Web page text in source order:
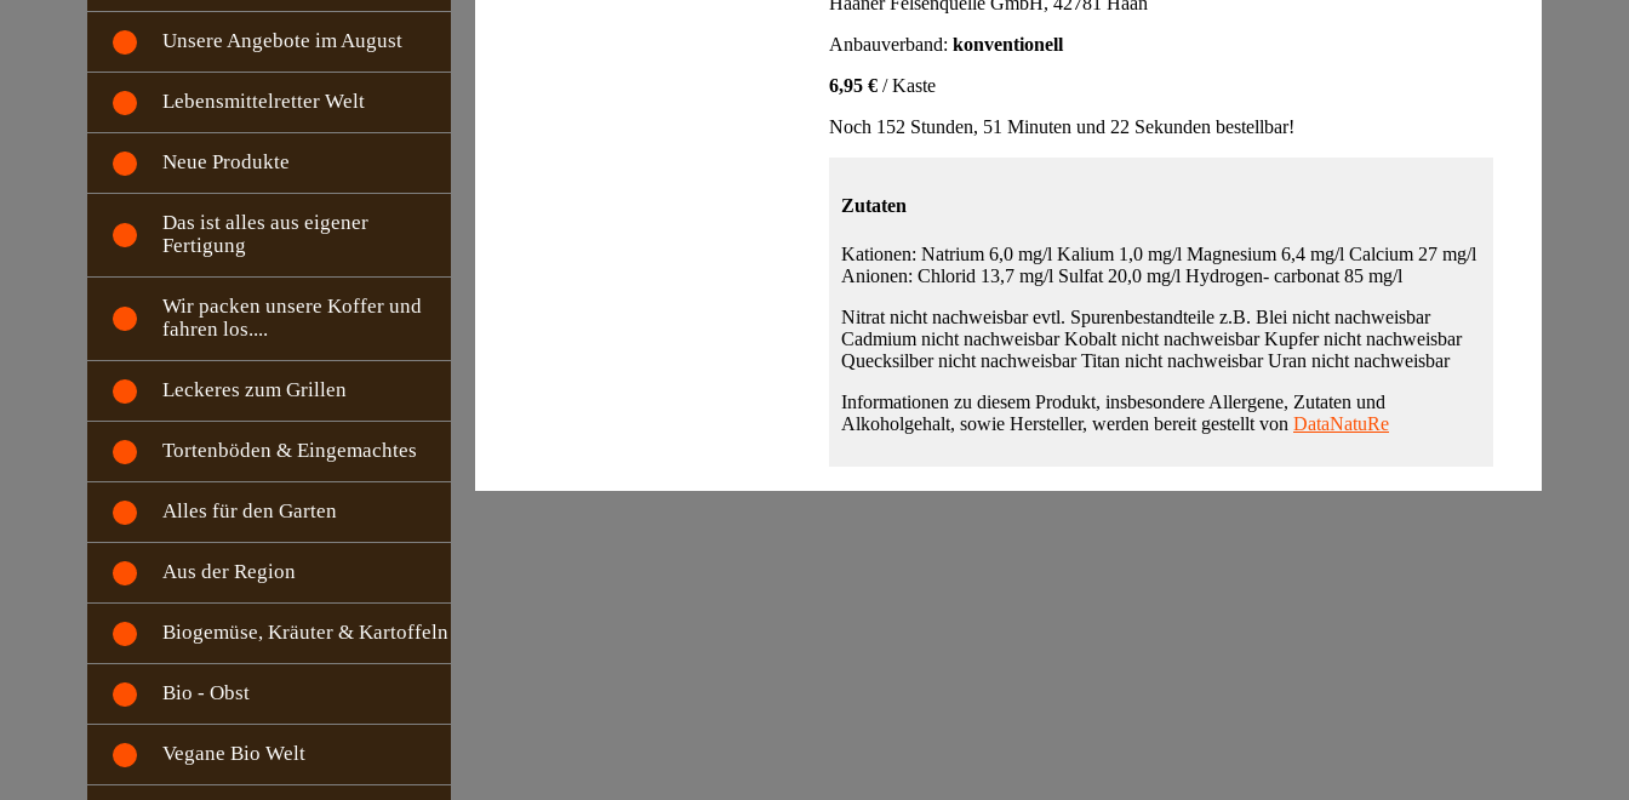
Unsere Angebote im August
Lebensmittelretter Welt
Neue Produkte
Das ist alles aus eigener
Fertigung
Wir packen unsere Koffer und
fahren los....
Leckeres zum Grillen
Tortenböden & Eingemachtes
Alles für den Garten
Aus der Region
Biogemüse, Kräuter & Kartoffeln
Bio - Obst
Vegane Bio Welt
Anbauverband: konventionell
6,95 € / Kaste
Noch 152 Stunden, 51 Minuten und 22 Sekunden bestellbar!
Zutaten
Kationen: Natrium 6,0 mg/l Kalium 1,0 mg/l Magnesium 6,4 mg/l Calcium 27 mg/l
Anionen: Chlorid 13,7 mg/l Sulfat 20,0 mg/l Hydrogen- carbonat 85 mg/l
Nitrat nicht nachweisbar evtl. Spurenbestandteile z.B. Blei nicht nachweisbar
Cadmium nicht nachweisbar Kobalt nicht nachweisbar Kupfer nicht nachweisbar
Quecksilber nicht nachweisbar Titan nicht nachweisbar Uran nicht nachweisbar
Informationen zu diesem Produkt, insbesondere Allergene, Zutaten und
Alkoholgehalt, sowie Hersteller, werden bereit gestellt von DataNatuRe